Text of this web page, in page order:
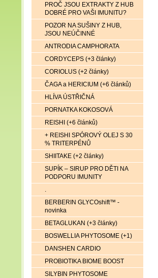
PROČ JSOU EXTRAKTY Z HUB
DOBRÉ PRO VAŠI IMUNITU?
POZOR NA SUŠINY Z HUB,
JSOU NEÚČINNÉ
ANTRODIA CAMPHORATA
CORDYCEPS (+3 články)
CORIOLUS (+2 články)
ČAGA a HERICIUM (+6 článků)
HLÍVA ÚSTŘIČNÁ
PORNATKA KOKOSOVÁ
REISHI (+6 článků)
+ REISHI SPÓROVÝ OLEJ S 30
% TRITERPÉNŮ
SHIITAKE (+2 články)
SUPÍK – SIRUP PRO DĚTI NA
PODPORU IMUNITY
.
BERBERIN GLYCOshift™ -
novinka
BETAGLUKAN (+3 články)
BOSWELLIA PHYTOSOME (+1)
DANSHEN CARDIO
PROBIOTIKA BIOME BOOST
SILYBIN PHYTOSOME